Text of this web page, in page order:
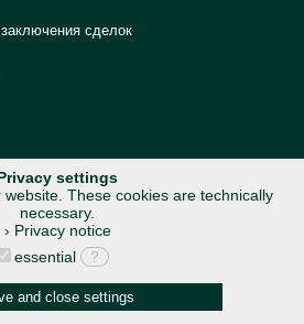
settings
These cookies are technically
necessary.
› Privacy notice
essential ?
and close settings
сделок